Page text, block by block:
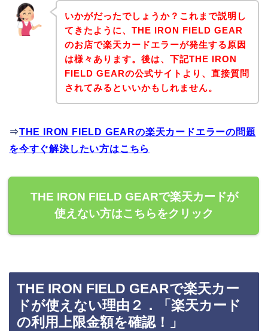
いかがだったでしょうか？これまで説明し
てきたように、THE IRON FIELD GEAR
のお店で楽天カードエラーが発生する原因
は様々あります。後は、下記THE IRON
FIELD GEARの公式サイトより、直接質問
されてみるといいかもしれません。
⇒THE IRON FIELD GEARの楽天カードエラーの問題
を今すぐ解決したい方はこちら
THE IRON FIELD GEARで楽天カードが
使えない方はこちらをクリック
THE IRON FIELD GEARで楽天カー
ドが使えない理由２．「楽天カード
の利用上限金額を確認！」